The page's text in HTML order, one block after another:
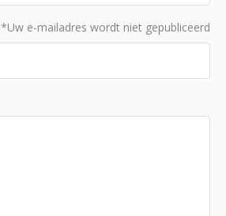
*Uw e-mailadres wordt niet gepubliceerd